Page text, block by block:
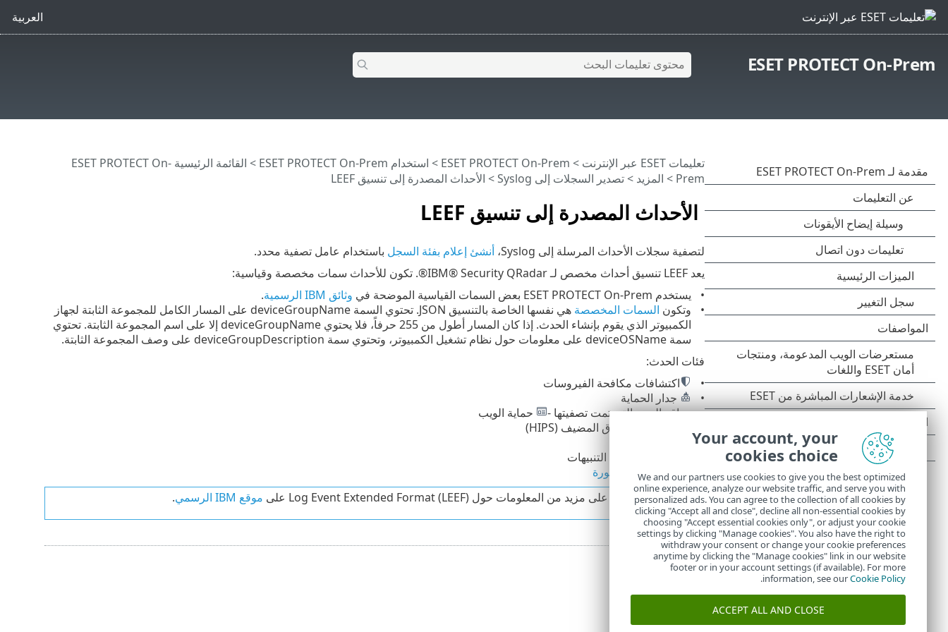
العربية
ESET PROTECT On-Prem
الأحداث المصدرة إلى تنسيق LEEF
تعليمات ESET عبر الإنترنت >
ESET PROTECT On-Prem
> استخدام ‎ESET PROTECT On-Prem >
القائمة الرئيسية ESET PROTECT On-
Prem
> المزيد >تصدير السجلات إلى Syslog > الأحداث المصدرة إلى تنسيق LEEF
لتصفية سجلات الأحداث المرسلة إلى Syslog، أنشئ إعلام بفئة السجل باستخدام عامل تصفية محدد.
يعد LEEF تنسيق أحداث مخصص لـ IBM® Security QRadar®. تكون للأحداث سمات مخصصة وقياسية:
يستخدم ESET PROTECT On-Prem بعض السمات القياسية الموضحة في
وثائق IBM الرسمية
.
وتكون السمات المخصصة
هي نفسها الخاصة بالتنسيق JSON. تحتوي السمة deviceGroupName على المسار الكامل للمجموعة الثابتة لجهاز
الكمبيوتر الذي يقوم بإنشاء الحدث. إذا كان المسار أطول من 255 حرفاً، فلا يحتوي deviceGroupName إلا على اسم المجموعة الثابتة. تحتوي
سمة deviceOSName على معلومات حول نظام تشغيل الكمبيوتر، وتحتوي سمة deviceGroupDescription على وصف المجموعة الثابتة.
فئات الحدث:
اكتشافات مكافحة الفيروسات
جدار الحماية
مواقع الويب التي تمت تصفيتها -
حماية الويب
نظام منع اختراق المضيف (HIPS)
التنبيهات
الملفات المحظورة
يمكنك العثور على مزيد من المعلومات حول Log Event Extended Format (LEEF) على
موقع IBM الرسمي .
Your account, your
cookies choice
We and our partners use cookies to give you the best optimized
online experience, analyze our website traffic, and serve you with
personalized ads. You can agree to the collection of all cookies by
clicking "Accept all and close", decline all non-essential cookies by
choosing "Accept essential cookies only", or adjust your cookie
settings by clicking "Manage cookies". You also have the right to
withdraw your consent or change your cookie preferences
anytime by clicking the "Manage cookies" link in our website
footer or in your account settings (if available). For more
information, see ourCookie Policy
.
ACCEPT ALL AND CLOSE